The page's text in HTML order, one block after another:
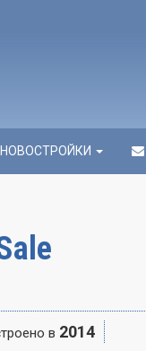
НОВОСТРОЙКИ
в 2014